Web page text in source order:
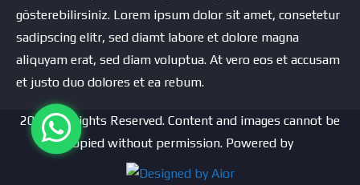
gösterebilirsiniz. Lorem ipsum dolor sit amet, consetetur
sadipscing elitr, sed diamt labore et dolore magna
aliquyam erat, sed diam voluptua. At vero eos et accusam
et justo duo dolores et ea rebum.
2024 All Rights Reserved. Content and images cannot be
copied without permission. Powered by